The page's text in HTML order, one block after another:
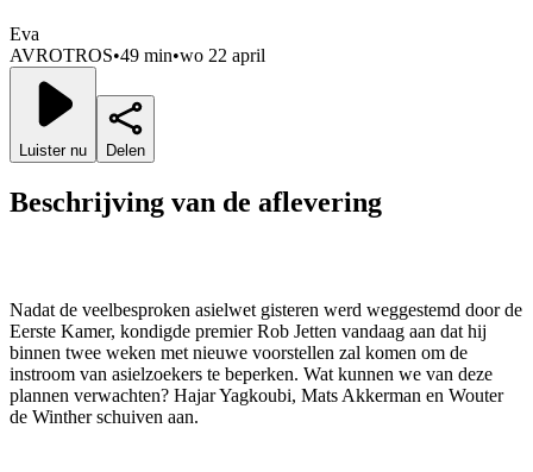
Eva
AVROTROS•49 min•wo 22 april
Luister nu Delen
Beschrijving van de aflevering
Nadat de veelbesproken asielwet gisteren werd weggestemd door de
Eerste Kamer, kondigde premier Rob Jetten vandaag aan dat hij
binnen twee weken met nieuwe voorstellen zal komen om de
instroom van asielzoekers te beperken. Wat kunnen we van deze
plannen verwachten? Hajar Yagkoubi, Mats Akkerman en Wouter
de Winther schuiven aan.